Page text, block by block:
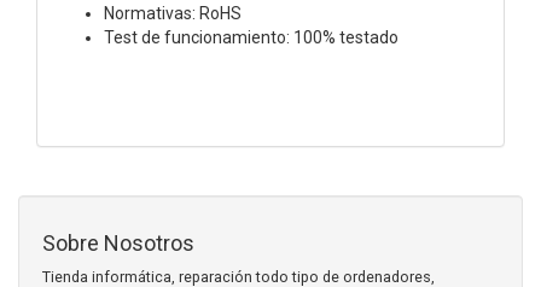
Normativas: RoHS
Test de funcionamiento: 100% testado
Sobre Nosotros
Tienda informática, reparación todo tipo de ordenadores,